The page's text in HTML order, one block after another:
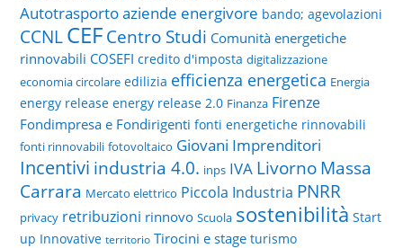
Autotrasportoaziende energivore bando; agevolazioni
CCNLCEF Centro Studi Comunità energetiche
rinnovabili COSEFI credito d'imposta digitalizzazione
economia circolare edilizia efficienza energetica Energia
energy release energy release 2.0 Finanza Firenze
Fondimpresa e Fondirigenti fonti energetiche rinnovabili
fonti rinnovabili fotovoltaico Giovani Imprenditori
Incentivi industria 4.0. inps IVA Livorno Massa
Carrara Mercato elettrico Piccola Industria PNRR
privacy retribuzioni rinnovo Scuola sostenibilità Start
up Innovative territorio Tirocini e stage turismo